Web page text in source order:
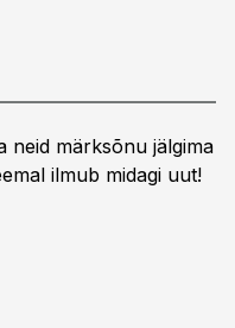
neid märksõnu jälgima
ilmub midagi uut!